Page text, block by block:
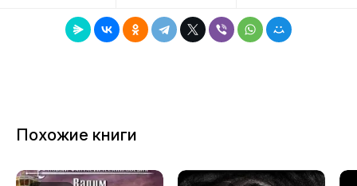
12
13
Похожие книги